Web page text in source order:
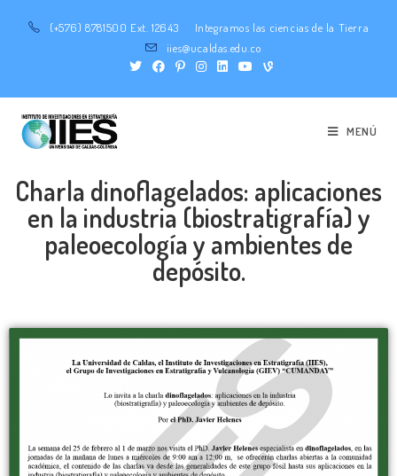
(+576) 8781500 Ext. 12643
Integramos las ciencias de la Tierra
iies@ucaldas.edu.co
MENÚ
Charla dinoflagelados: aplicaciones
en la industria (biostratigrafía) y
paleoecología y ambientes de
depósito.